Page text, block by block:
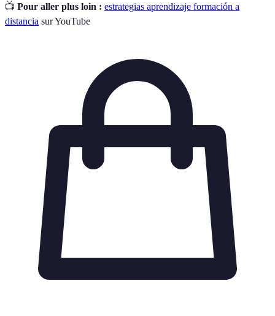
📺 Pour aller plus loin : estrategias aprendizaje formación a
distancia sur YouTube